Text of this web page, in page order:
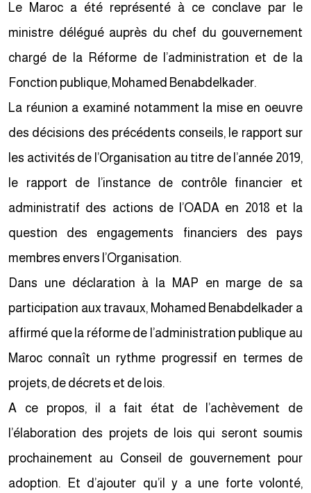
Le Maroc a été représenté à ce conclave par le
ministre délégué auprès du chef du gouvernement
chargé de la Réforme de l’administration et de la
Fonction publique, Mohamed Benabdelkader.
La réunion a examiné notamment la mise en oeuvre
des décisions des précédents conseils, le rapport sur
les activités de l’Organisation au titre de l’année 2019,
le rapport de l’instance de contrôle financier et
administratif des actions de l’OADA en 2018 et la
question des engagements financiers des pays
membres envers l’Organisation.
Dans une déclaration à la MAP en marge de sa
participation aux travaux, Mohamed Benabdelkader a
affirmé que la réforme de l’administration publique au
Maroc connaît un rythme progressif en termes de
projets, de décrets et de lois.
A ce propos, il a fait état de l’achèvement de
l’élaboration des projets de lois qui seront soumis
prochainement au Conseil de gouvernement pour
adoption. Et d’ajouter qu’il y a une forte volonté,